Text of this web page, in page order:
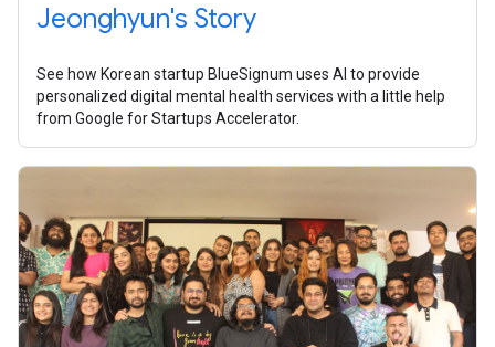
Jeonghyun's Story
See how Korean startup BlueSignum uses AI to provide
personalized digital mental health services with a little help
from Google for Startups Accelerator.